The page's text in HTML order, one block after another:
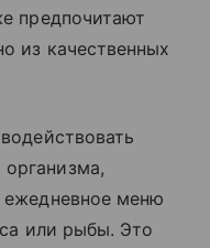
предпочитают
из качественных
ежедневное меню
или рыбы. Это